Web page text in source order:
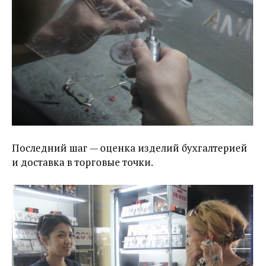
Последний шаг — оценка изделий бухгалтерией
и доставка в торговые точки.